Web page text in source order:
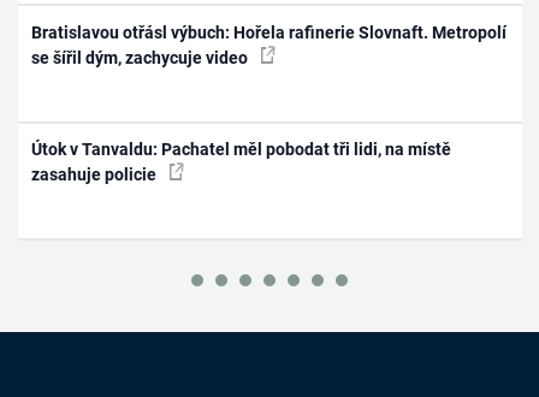
Bratislavou otřásl výbuch: Hořela rafinerie Slovnaft. Metropolí
se šířil dým, zachycuje video
Útok v Tanvaldu: Pachatel měl pobodat tři lidi, na místě
zasahuje policie